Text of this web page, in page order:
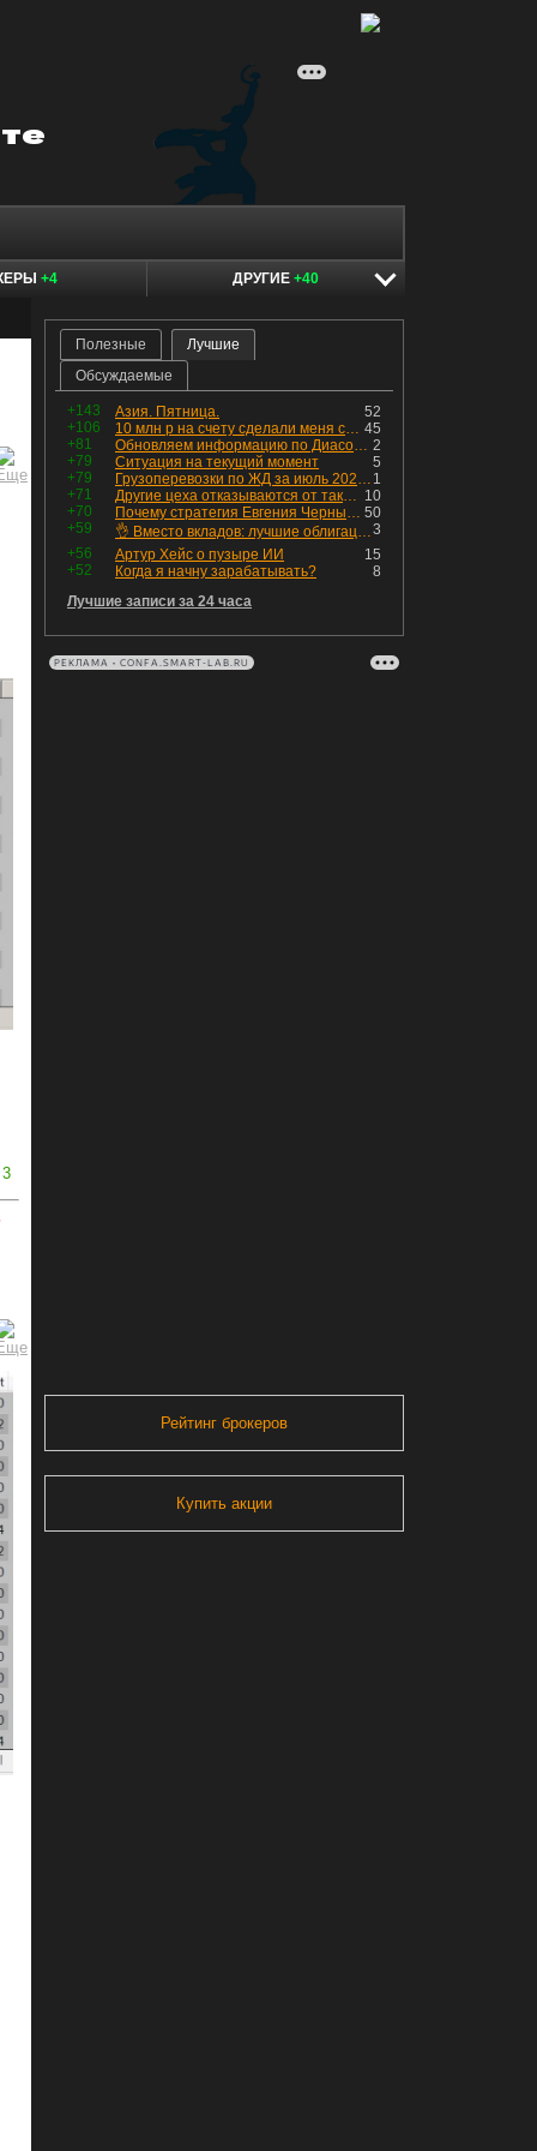
+4 ДРУГИЕ +40
3
Полезные
Лучшие
Обсуждаемые
+143 52
Азия. Пятница.
+106
45
10 млн р на счету сделали меня счастливым? Ожидание vs Реальность!
+81
2
Обновляем информацию по Диасофту: дивиденды и выкуп
+79
5
Ситуация на текущий момент
+79
1
Грузоперевозки по ЖД за июль 2026 г. — четвёртый месяц подряд роста, чёрные металлы на уровне прошлого года, а каменный уголь в плюсе.
+71
10
Другие цеха отказываются от таких деталей — а мы построили на них производство с оборотом 70 млн
+70
50
Почему стратегия Евгения Черных приведет вас к убыткам в 2026 году
+59
3
👌 Вместо вкладов: лучшие облигации — только супер надёжные
+56
15
Артур Хейс о пузыре ИИ
+52
8
Когда я начну зарабатывать?
Лучшие записи за 24 часа
РЕКЛАМА • CONFA.SMART-LAB.RU
Рейтинг брокеров
Купить акции